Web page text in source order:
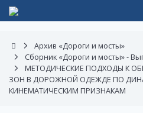
Архив «Дороги и мосты»
Сборник «Дороги и мосты» -
МЕТОДИЧЕСКИЕ ПОДХОДЫ К
ЗОН В ДОРОЖНОЙ ОДЕЖДЕ ПО
КИНЕМАТИЧЕСКИМ ПРИЗНАКАМ